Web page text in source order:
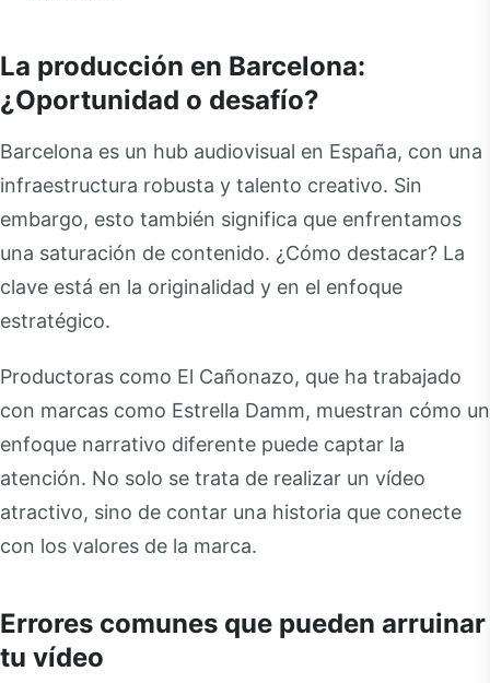
La producción en Barcelona:
¿Oportunidad o desafío?
Barcelona es un hub audiovisual en España, con una
infraestructura robusta y talento creativo. Sin
embargo, esto también significa que enfrentamos
una saturación de contenido. ¿Cómo destacar? La
clave está en la originalidad y en el enfoque
estratégico.
Productoras como El Cañonazo, que ha trabajado
con marcas como Estrella Damm, muestran cómo un
enfoque narrativo diferente puede captar la
atención. No solo se trata de realizar un vídeo
atractivo, sino de contar una historia que conecte
con los valores de la marca.
Errores comunes que pueden arruinar
tu vídeo